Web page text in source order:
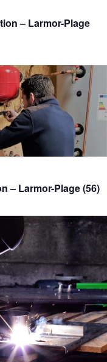
– Larmor-Plage
– Larmor-Plage (56)